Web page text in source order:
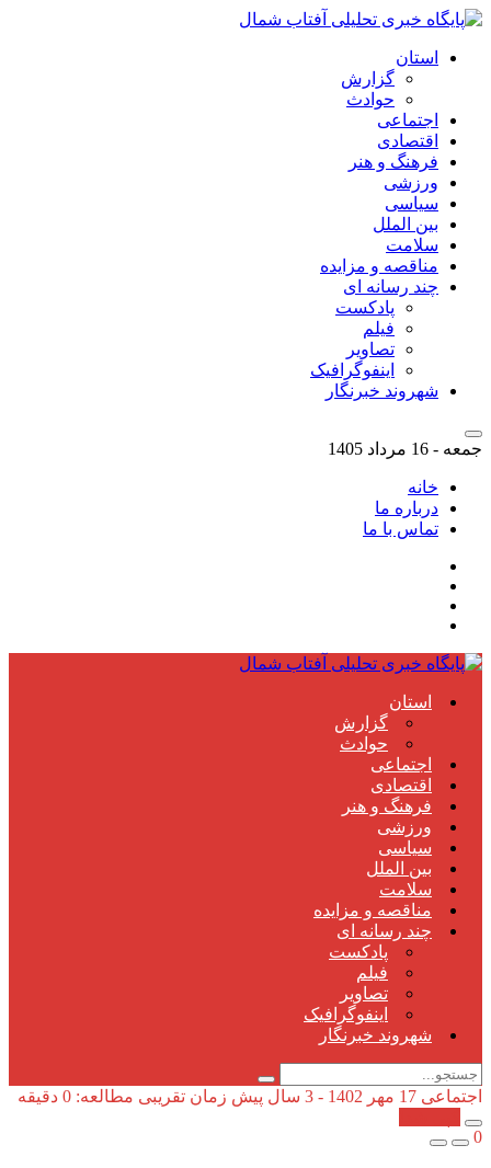
استان
گزارش
حوادث
اجتماعی
اقتصادی
فرهنگ و هنر
ورزشی
سیاسی
بین الملل
سلامت
مناقصه و مزایده
چند رسانه ای
پادکست
فیلم
تصاویر
اینفوگرافیک
شهروند خبرنگار
جمعه - 16 مرداد 1405
خانه
درباره ما
تماس با ما
استان
گزارش
حوادث
اجتماعی
اقتصادی
فرهنگ و هنر
ورزشی
سیاسی
بین الملل
سلامت
مناقصه و مزایده
چند رسانه ای
پادکست
فیلم
تصاویر
اینفوگرافیک
شهروند خبرنگار
اجتماعی 17 مهر 1402 - 3 سال پیش
زمان تقریبی مطالعه: 0 دقیقه
0